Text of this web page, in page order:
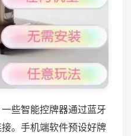
些智能控牌器通过蓝牙
。手机端软件预设好牌